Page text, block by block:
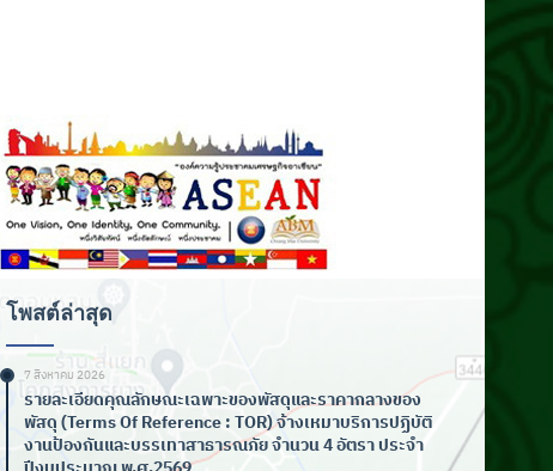
โพสต์ล่าสุด
7 สิงหาคม 2026
รายละเอียดคุณลักษณะเฉพาะของพัสดุและราคากลางของ
พัสดุ (Terms Of Reference : TOR) จ้างเหมาบริการปฏิบัติ
งานป้องกันและบรรเทาสาธารณภัย จำนวน 4 อัตรา ประจำ